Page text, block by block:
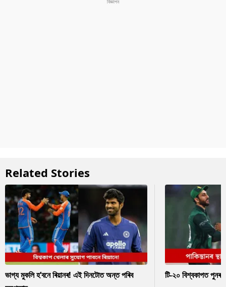
Related Stories
ভাগ্য মুকলি হ’বনে ৰিয়ানৰ! এই দিনটোত অন্ত পৰিব
টি-২০ বিশ্বকাপত পুনৰ